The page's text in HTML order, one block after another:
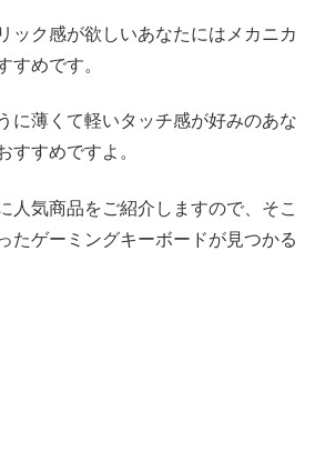
ック感が欲しいあなたにはメカニカ
すめです。
に薄くて軽いタッチ感が好みのあな
すすめですよ。
人気商品をご紹介しますので、そこ
たゲーミングキーボードが見つかる